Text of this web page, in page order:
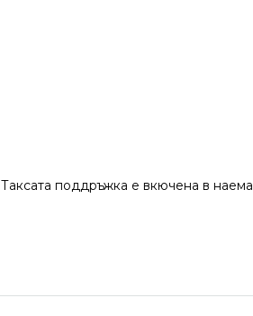
поддръжка е вкючена в наема